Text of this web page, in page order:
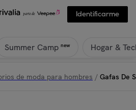
Identificarme
Summer Camp new Hogar &
de moda para hombres / Gafas De